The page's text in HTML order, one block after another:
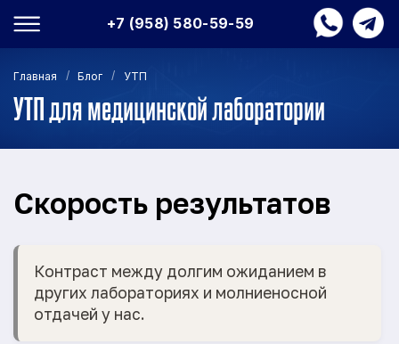
+7 (958) 580-59-59
Главная / Блог / УТП
УТП для медицинской лаборатории
Скорость результатов
Контраст между долгим ожиданием в
других лабораториях и молниеносной
отдачей у нас.